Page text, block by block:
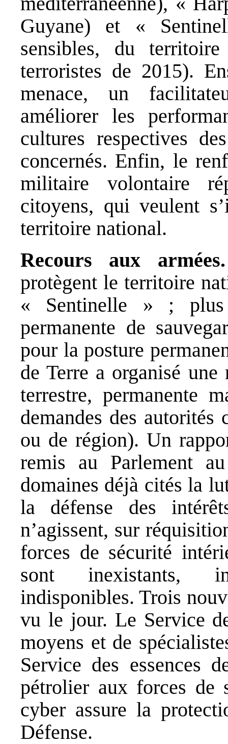
Guyane) et «
sensibles, du
terroristes de 2015).
menace, un
améliorer les
cultures respectives
concernés. Enfin, le
militaire volontaire
citoyens, qui veulent
territoire national.
Recours aux armées.
protègent le territoire
« Sentinelle » ;
permanente de
pour la posture
de Terre a organisé
terrestre, permanente
demandes des
ou de région). Un
remis au Parlement
domaines déjà cités la
la défense des
n’agissent, sur
forces de sécurité
sont inexistants,
indisponibles. Trois
vu le jour. Le Service
moyens et de
Service des essences
pétrolier aux forces de
cyber assure la
Défense.